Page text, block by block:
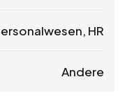
HR
Andere